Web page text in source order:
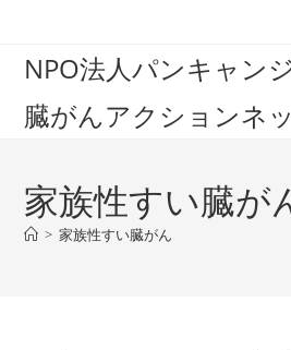
contentNPO法人パンキャン
臓がんアクションネ
家族性すい臓が
> 家族性すい臓がん